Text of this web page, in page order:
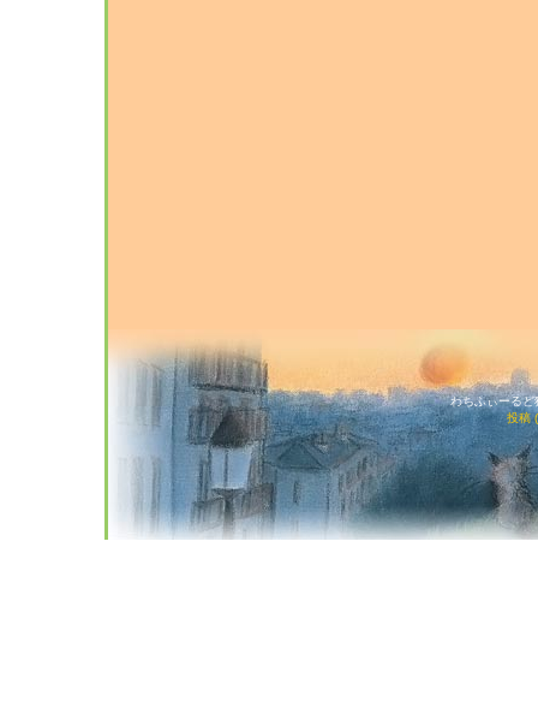
わちふぃーる
投稿